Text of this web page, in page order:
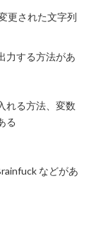
更された文字列
力する方法があ
れる方法、変数
る
などがあ